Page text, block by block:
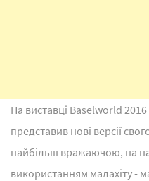
На виставці Baselworld
представив нові версії
найбільш вражаючою, на
використанням малахіту -